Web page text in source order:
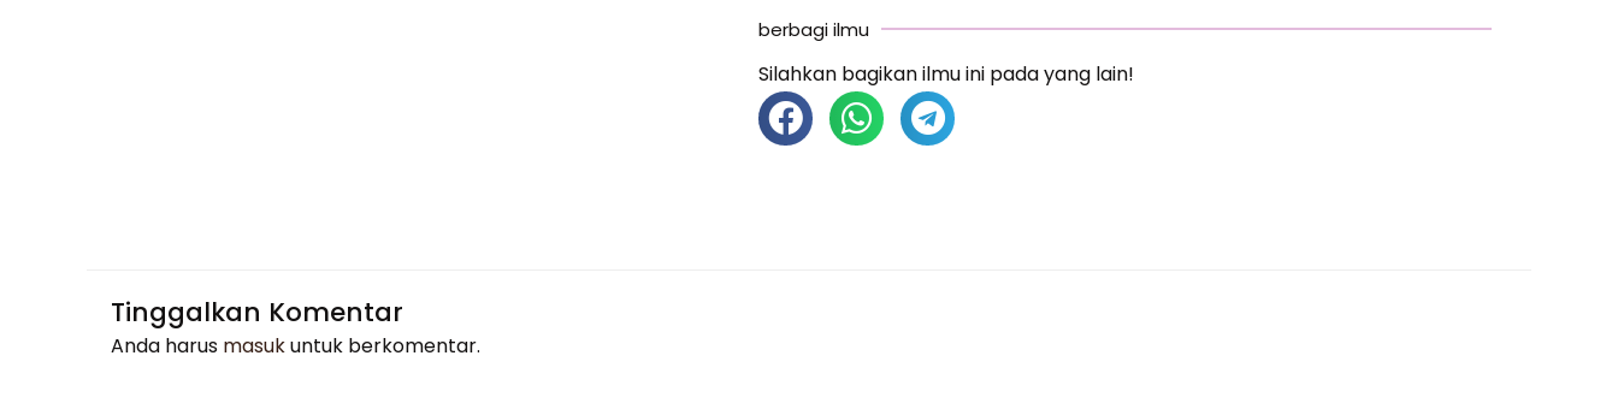
berbagi ilmu
Silahkan bagikan ilmu ini pada yang lain!
Tinggalkan Komentar
Anda harus masukuntuk berkomentar.